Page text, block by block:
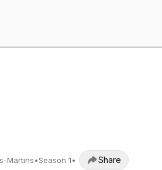
Martins•Season 1•
Share